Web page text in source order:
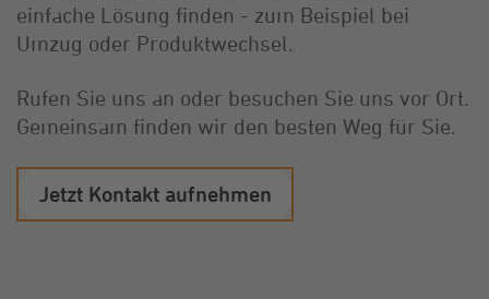
einfache Lösung finden - zum Beispiel bei
Umzug oder Produktwechsel.
Rufen Sie uns an oder besuchen Sie uns vor Ort.
Gemeinsam finden wir den besten Weg für Sie.
Jetzt Kontakt aufnehmen